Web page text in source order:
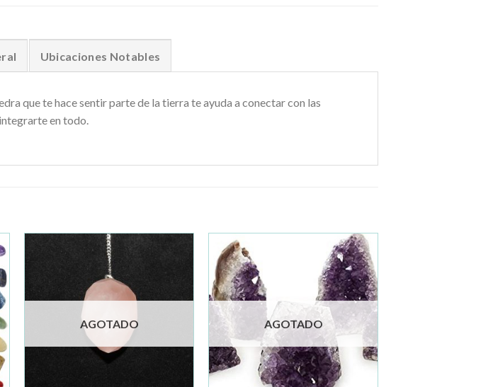
Ubicaciones Notables
que te hace sentir parte de la tierra te ayuda a conectar con las
en todo.
Añadir
deseos
AGOTADO
Añadir
a la
lista de
deseos
AGOTADO